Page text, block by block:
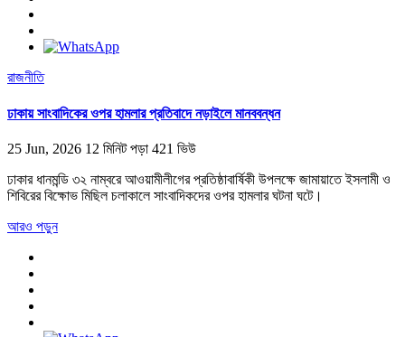
রাজনীতি
ঢাকায় সাংবাদিকের ওপর হামলার প্রতিবাদে নড়াইলে মানববন্ধন
25 Jun, 2026 12 মিনিট পড়া 421 ভিউ
ঢাকার ধানমন্ডি ৩২ নাম্বরে আওয়ামীলীগের প্রতিষ্ঠাবার্ষিকী উপলক্ষে জামায়াতে ইসলামী ও
শিবিরের বিক্ষোভ মিছিল চলাকালে সাংবাদিকদের ওপর হামলার ঘটনা ঘটে।
আরও পড়ুন